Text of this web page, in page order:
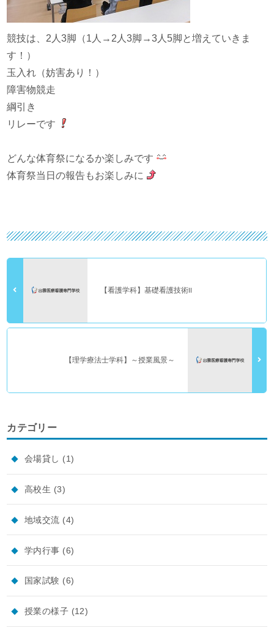
競技は、2人3脚（1人→2人3脚→3人5脚と増えていきま
す！）
玉入れ（妨害あり！）
障害物競走
綱引き
リレーです
どんな体育祭になるか楽しみです
体育祭当日の報告もお楽しみに
【看護学科】基礎看護技術Ⅱ
【理学療法士学科】～授業風景～
カテゴリー
会場貸し (1)
高校生 (3)
地域交流 (4)
学内行事 (6)
国家試験 (6)
授業の様子 (12)